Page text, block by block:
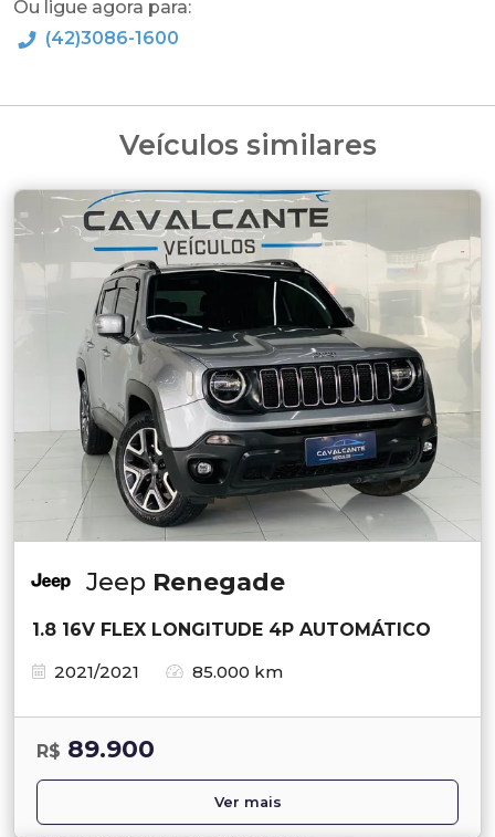
Ou ligue agora para:
(42)3086-1600
Veículos similares
Jeep Renegade
1.8 16V FLEX LONGITUDE 4P AUTOMÁTICO
2021/2021
85.000 km
R$ 89.900
Ver mais